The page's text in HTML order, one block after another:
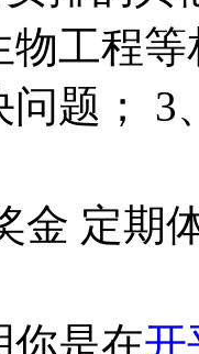
工程
问题；
金 定期
你是在开